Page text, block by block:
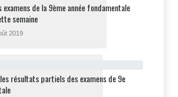
de la 9ème année fondamentale
semaine
2019
les résultats partiels des examens de 9e